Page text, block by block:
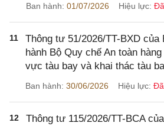
Ban hành: 01/07/2026 Hiệu lực:
11
Thông tư 51/2026/TT-BXD của
hành Bộ Quy chế An toàn
vực tàu bay và khai thác tàu
Ban hành: 30/06/2026 Hiệu lực:
12
Thông tư 115/2026/TT-BCA